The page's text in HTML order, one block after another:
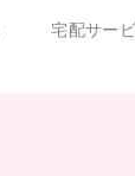
宅配サー